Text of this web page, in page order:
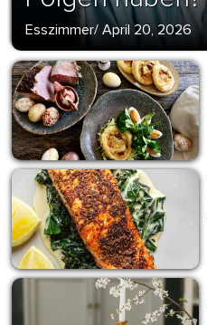
Esszimmer/ April 20, 2026